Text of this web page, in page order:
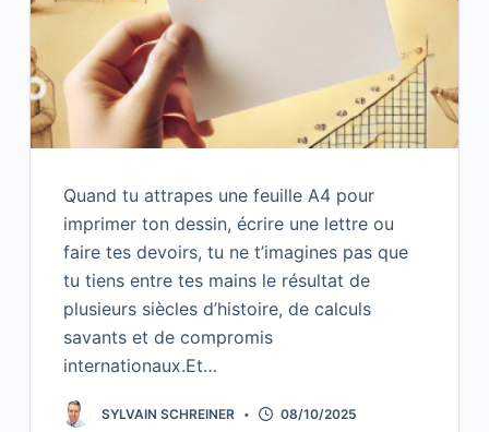
Quand tu attrapes une feuille A4 pour
imprimer ton dessin, écrire une lettre ou
faire tes devoirs, tu ne t’imagines pas que
tu tiens entre tes mains le résultat de
plusieurs siècles d’histoire, de calculs
savants et de compromis
internationaux.Et…
SYLVAIN SCHREINER 08/10/2025